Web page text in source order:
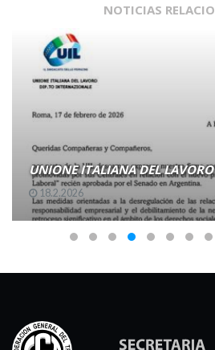
NOTICIAS
UNIONE ITALIANA DEL LAVORO
18.2.2026